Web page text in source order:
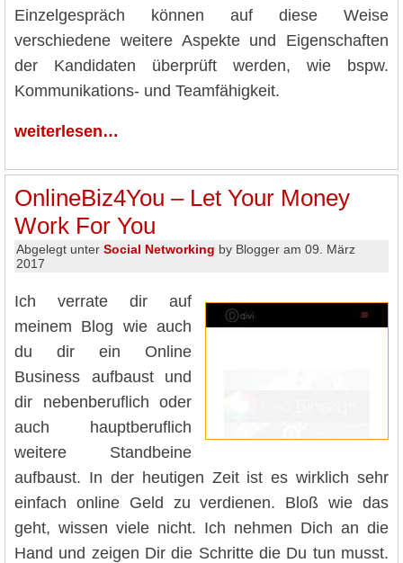
Einzelgespräch können auf diese Weise
verschiedene weitere Aspekte und Eigenschaften
der Kandidaten überprüft werden, wie bspw.
Kommunikations- und Teamfähigkeit.
weiterlesen…
OnlineBiz4You – Let Your Money
Work For You
Abgelegt unter Social Networking by Blogger am 09. März
2017
Ich verrate dir auf
meinem Blog wie auch
du dir ein Online
Business aufbaust und
dir nebenberuflich oder
auch hauptberuflich
weitere Standbeine
aufbaust. In der heutigen Zeit ist es wirklich sehr
einfach online Geld zu verdienen. Bloß wie das
geht, wissen viele nicht. Ich nehmen Dich an die
Hand und zeigen Dir die Schritte die Du tun musst.